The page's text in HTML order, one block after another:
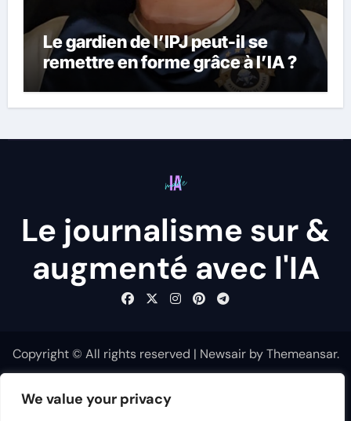
We value your privacy
Le gardien de l’IPJ peut-il se
remettre en forme grâce à l’IA ?
Le journalisme sur &
augmenté avec l'IA
Copyright © All rights reserved | NewsairbyThemeansar.